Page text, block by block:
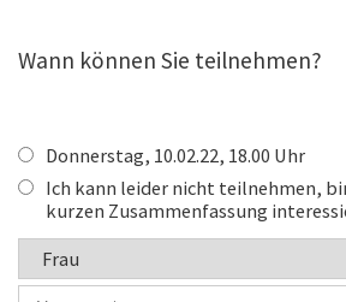
Wann können Sie teilnehmen?
Donnerstag, 10.02.22, 18.00 Uhr
Ich kann leider nicht teilnehmen,
kurzen Zusammenfassung